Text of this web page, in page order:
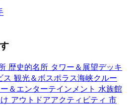
歴史的名所 タワー＆展望デッキ
ス 観光＆ボスポラス海峡クルー
＆エンターテインメント 水族館
アウトドアアクティビティ 市